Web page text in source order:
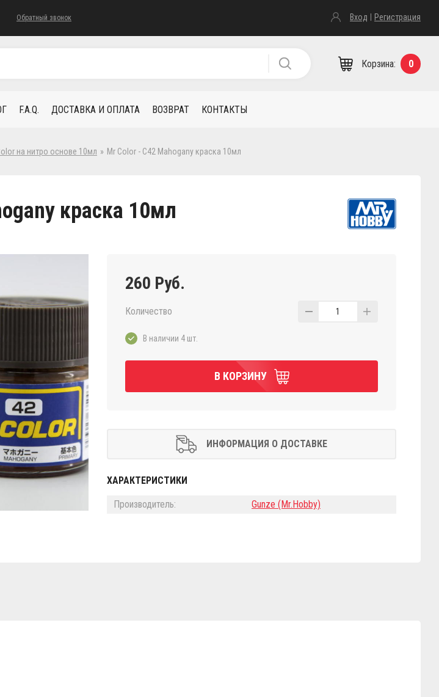
Обратный звонок Вход Регистрация
0
Корзина:
F.A.Q. ДОСТАВКА И ОПЛАТА ВОЗВРАТ КОНТАКТЫ
на нитро основе 10мл » Mr Color - C42 Mahogany краска 10мл
краска 10мл
260 Руб.
Количество 1
В наличии 4 шт.
В КОРЗИНУ
ИНФОРМАЦИЯ О ДОСТАВКЕ
ХАРАКТЕРИСТИКИ
Производитель: Gunze (Mr.Hobby)